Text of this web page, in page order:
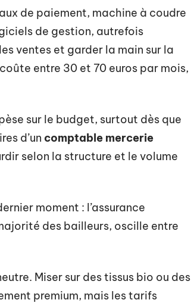
de paiement, machine à coudre
de gestion, autrefois
ventes et garder la main sur la
coûte entre 30 et 70 euros par mois,
sur le budget, surtout dès que
d’un comptable mercerie
selon la structure et le volume
moment : l’assurance
des bailleurs, oscille entre
Miser sur des tissus bio ou des
premium, mais les tarifs